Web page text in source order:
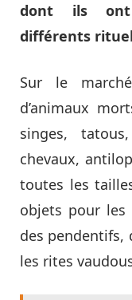
dont ils ont
différents
Sur le
d’animaux
singes,
chevaux,
toutes les
objets pour les
des pendentifs,
les rites